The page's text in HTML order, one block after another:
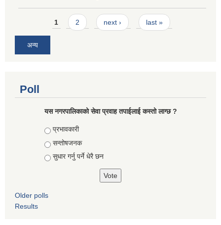
Pages1 2 next › last »
अन्य
Poll
यस नगरपालिकाको सेवा प्रवाह तपाईलाई कस्तो लाग्छ ?
Choices
प्रभावकारी
सन्तोषजनक
सुधार गर्नु पर्ने धेरै छन
Older polls
Results